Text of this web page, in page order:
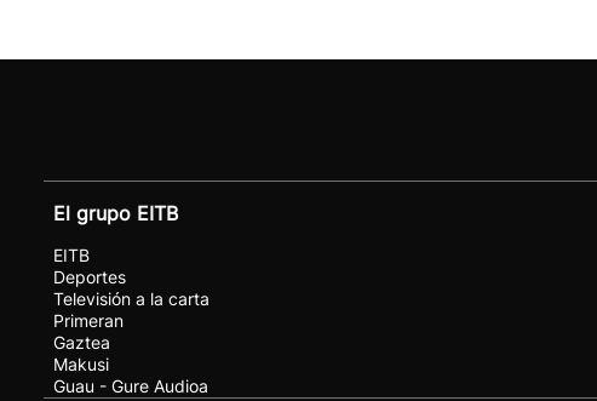
El grupo EITB
EITB
Deportes
Televisión a la carta
Primeran
Gaztea
Makusi
Guau - Gure Audioa